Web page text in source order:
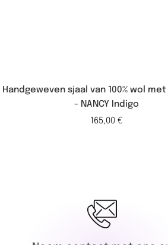
Handgeweven sjaal van 100% wol
- NANCY Indigo
165,00 €